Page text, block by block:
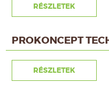
RÉSZLETEK
PROKONCEPT
RÉSZLETEK